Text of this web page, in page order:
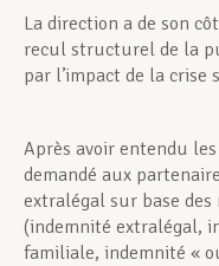
La direction a de son
recul structurel de la
par l’impact de la
Après avoir entendu
demandé aux
extralégal sur base
(indemnité extralégal,
familiale, indemnité «